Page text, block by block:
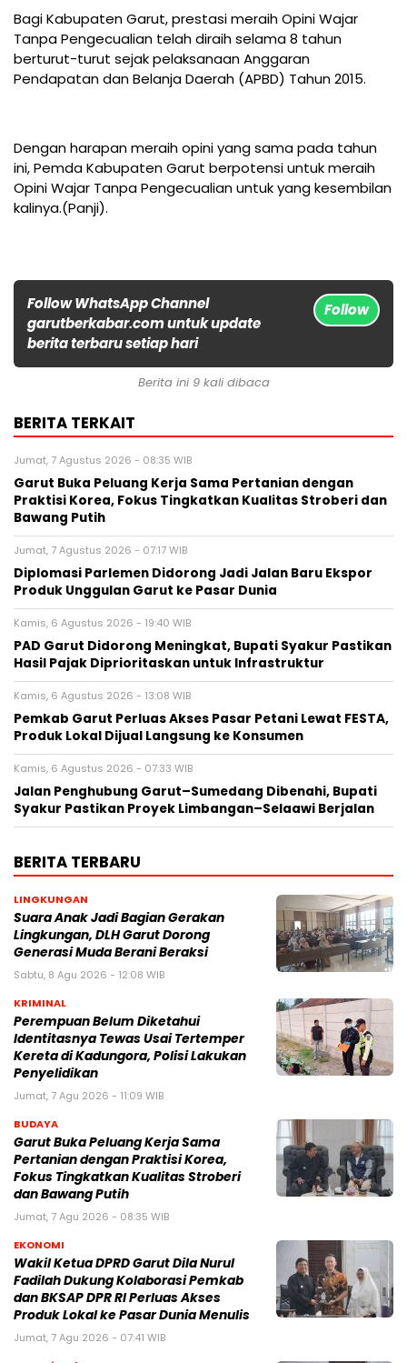
Bagi Kabupaten Garut, prestasi meraih Opini Wajar
Tanpa Pengecualian telah diraih selama 8 tahun
berturut-turut sejak pelaksanaan Anggaran
Pendapatan dan Belanja Daerah (APBD) Tahun 2015.
Dengan harapan meraih opini yang sama pada tahun
ini, Pemda Kabupaten Garut berpotensi untuk meraih
Opini Wajar Tanpa Pengecualian untuk yang kesembilan
kalinya.(Panji).
Follow WhatsApp Channel
garutberkabar.com untuk update
berita terbaru setiap hari
Follow
Berita ini 9 kali dibaca
BERITA TERKAIT
Jumat, 7 Agustus 2026 - 08:35 WIB
Garut Buka Peluang Kerja Sama Pertanian dengan
Praktisi Korea, Fokus Tingkatkan Kualitas Stroberi dan
Bawang Putih
Jumat, 7 Agustus 2026 - 07:17 WIB
Diplomasi Parlemen Didorong Jadi Jalan Baru Ekspor
Produk Unggulan Garut ke Pasar Dunia
Kamis, 6 Agustus 2026 - 19:40 WIB
PAD Garut Didorong Meningkat, Bupati Syakur Pastikan
Hasil Pajak Diprioritaskan untuk Infrastruktur
Kamis, 6 Agustus 2026 - 13:08 WIB
Pemkab Garut Perluas Akses Pasar Petani Lewat FESTA,
Produk Lokal Dijual Langsung ke Konsumen
Kamis, 6 Agustus 2026 - 07:33 WIB
Jalan Penghubung Garut–Sumedang Dibenahi, Bupati
Syakur Pastikan Proyek Limbangan–Selaawi Berjalan
BERITA TERBARU
LINGKUNGAN
Suara Anak Jadi Bagian Gerakan
Lingkungan, DLH Garut Dorong
Generasi Muda Berani Beraksi
Sabtu, 8 Agu 2026 - 12:08 WIB
KRIMINAL
Perempuan Belum Diketahui
Identitasnya Tewas Usai Tertemper
Kereta di Kadungora, Polisi Lakukan
Penyelidikan
Jumat, 7 Agu 2026 - 11:09 WIB
BUDAYA
Garut Buka Peluang Kerja Sama
Pertanian dengan Praktisi Korea,
Fokus Tingkatkan Kualitas Stroberi
dan Bawang Putih
Jumat, 7 Agu 2026 - 08:35 WIB
EKONOMI
Wakil Ketua DPRD Garut Dila Nurul
Fadilah Dukung Kolaborasi Pemkab
dan BKSAP DPR RI Perluas Akses
Produk Lokal ke Pasar Dunia Menulis
Jumat, 7 Agu 2026 - 07:41 WIB